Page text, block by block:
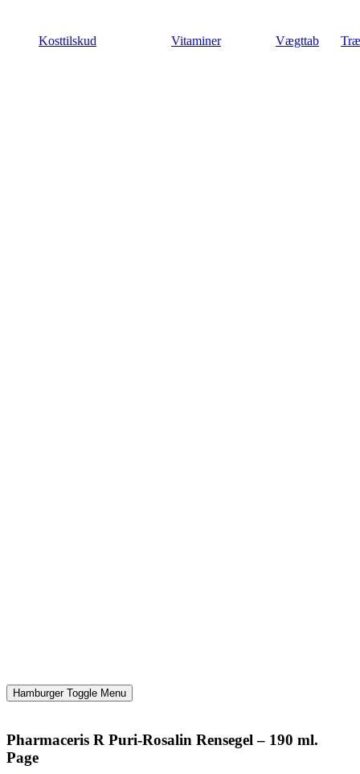
indholdKosttilskud Vitaminer Vægttab
Hamburger Toggle Menu
Pharmaceris R Puri-Rosalin Rensegel – 190 ml.
Page